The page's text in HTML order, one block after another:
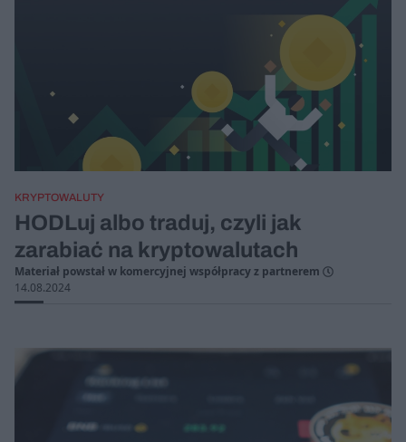
KRYPTOWALUTY
HODLuj albo traduj, czyli jak
zarabiać na kryptowalutach
Materiał powstał w komercyjnej współpracy z partnerem
14.08.2024